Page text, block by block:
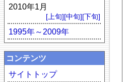
2010年1月
[上旬][中旬][下旬]
1995年～2009年
コンテンツ
サイトトップ